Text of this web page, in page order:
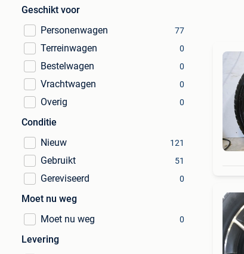
Geschikt voor
Personenwagen
77
Terreinwagen 0
Bestelwagen 0
Vrachtwagen 0
Overig 0
Conditie
Nieuw
121
Gebruikt 51
Gereviseerd 0
Moet nu weg
Moet nu weg
0
Levering